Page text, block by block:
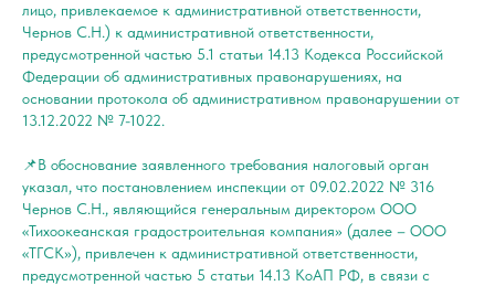
лицо, привлекаемое к административной ответственности,
Чернов С.Н.) к административной ответственности,
предусмотренной частью 5.1 статьи 14.13 Кодекса Российской
Федерации об административных правонарушениях, на
основании протокола об административном правонарушении от
13.12.2022 № 7-1022.
📌В обоснование заявленного требования налоговый орган
указал, что постановлением инспекции от 09.02.2022 № 316
Чернов С.Н., являющийся генеральным директором ООО
«Тихоокеанская градостроительная компания» (далее – ООО
«ТГСК»), привлечен к административной ответственности,
предусмотренной частью 5 статьи 14.13 КоАП РФ, в связи с